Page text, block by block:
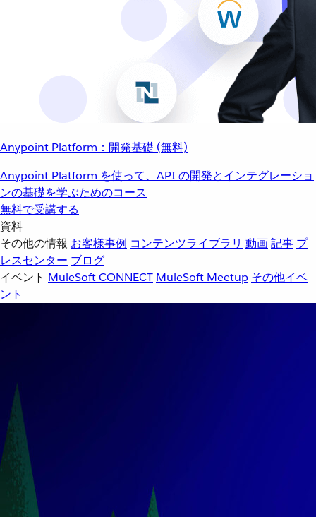
Anypoint Platform：開発基礎 (無料)
Anypoint Platform を使って、API の開発とインテグレーショ
ンの基礎を学ぶためのコース
無料で受講する
資料
その他の情報 お客様事例 コンテンツライブラリ 動画記事 プ
レスセンター ブログ
イベント MuleSoft CONNECT MuleSoft Meetup その他イベ
ント